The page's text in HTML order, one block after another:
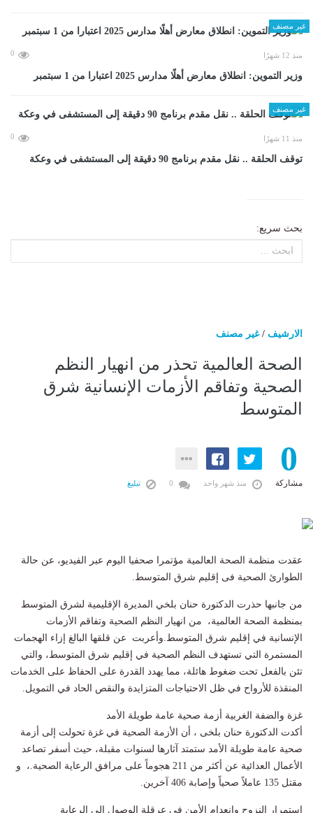
غير مصنف
منذ 12 شهرًا 0
وزير التموين: انطلاق معارض أهلًا مدارس 2025 اعتبارا من 1 سبتمبر
غير مصنف
منذ 11 شهرًا 0
توقف الحلقة .. نقل مقدم برنامج 90 دقيقة إلى المستشفى في وعكة
بحث سريع:
الارشيف /غير مصنف
الصحة العالمية تحذر من انهيار النظم
الصحية وتفاقم الأزمات الإنسانية شرق
المتوسط
0
مشاركة منذ شهر واحد تبليغ
عقدت منظمة الصحة العالمية مؤتمرا صحفيا اليوم عبر الفيديو، عن حالة
الطوارئ الصحية فى إقليم شرق المتوسط.
من جانبها حذرت الدكتورة حنان بلخي المديرة الإقليمية لشرق المتوسط
بمنظمة الصحة العالمية، من انهيار النظم الصحية وتفاقم الأزمات
الإنسانية في إقليم شرق المتوسط.و​أعربت عن قلقها البالغ إزاء الهجمات
المستمرة التي تستهدف النظم الصحية في إقليم شرق المتوسط، والتي
تئن بالفعل تحت ضغوط هائلة، مما يهدد القدرة على الحفاظ على الخدمات
المنقذة للأرواح في ظل الاحتياجات المتزايدة والنقص الحاد في التمويل.
​غزة والضفة الغربية أزمة صحية عامة طويلة الأمد
​أكدت الدكتورة حنان بلخى ، أن الأزمة الصحية في غزة تحولت إلى أزمة
صحية عامة طويلة الأمد ستمتد آثارها لسنوات مقبلة، حيث أسفر تصاعد
الأعمال العدائية عن ​أكثر من 211 هجوماً على مرافق الرعاية الصحية.، و ​
مقتل 135 عاملاً صحياً وإصابة 406 آخرين.
​استمرار النزوح وانعدام الأمن في عرقلة الوصول إلى الرعاية